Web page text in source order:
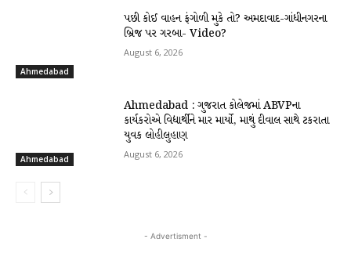
Ahmedabad
પછી કોઈ વાહન ફંગોળી મુકે તો? અમદાવાદ-ગાંધીનગરના
બ્રિજ પર ગરબા- Video?
August 6, 2026
Ahmedabad
Ahmedabad : ગુજરાત કોલેજમાં ABVPના
કાર્યકરોએ વિદ્યાર્થીને માર માર્યો, માથું દીવાલ સાથે ટકરાતા
યુવક લોહીલુહાણ
August 6, 2026
- Advertisment -